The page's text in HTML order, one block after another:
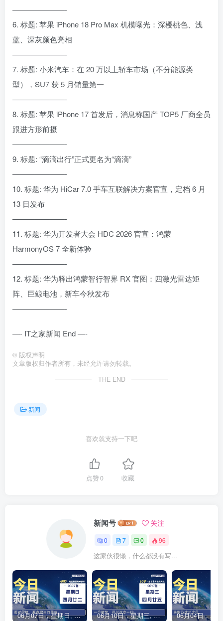
———————-
6. 标题: 苹果 iPhone 18 Pro Max 机模曝光：深樱桃色、浅
蓝、深灰颜色亮相
———————-
7. 标题: 小米汽车：在 20 万以上轿车市场（不分能源类
型），SU7 获 5 月销量第一
———————-
8. 标题: 苹果 iPhone 17 首发后，消息称国产 TOP5 厂商全员
跟进方形前摄
———————-
9. 标题: “滴滴出行”正式更名为“滴滴”
———————-
10. 标题: 华为 HiCar 7.0 手车互联解决方案官宣，定档 6 月
13 日发布
———————-
11. 标题: 华为开发者大会 HDC 2026 官宣：鸿蒙
HarmonyOS 7 全新体验
———————-
12. 标题: 华为释出鸿蒙智行智界 RX 官图：四激光雷达矩
阵、巨鲸电池，新车今秋发布
———————-
—- IT之家新闻 End —-
© 版权声明
文章版权归作者所有，未经允许请勿转载。
THE END
新闻
喜欢就支持一下吧
点赞0 收藏
新闻号 关注
0 7 0 96
这家伙很懒，什么都没有写...
06月07日，星期日, 每天60秒读懂全世界！ 06月10日，星期三, 每天60秒读懂全世界！